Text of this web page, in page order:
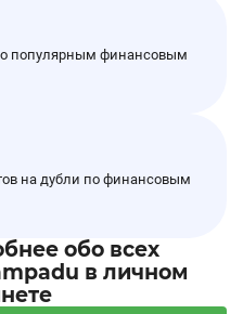
популярным финансовым
на дубли по финансовым
обо всех
в личном